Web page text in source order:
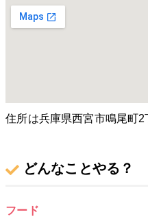
住所は兵庫県西宮市鳴尾町2
どんなことやる？
フード